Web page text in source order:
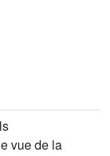
vue de la